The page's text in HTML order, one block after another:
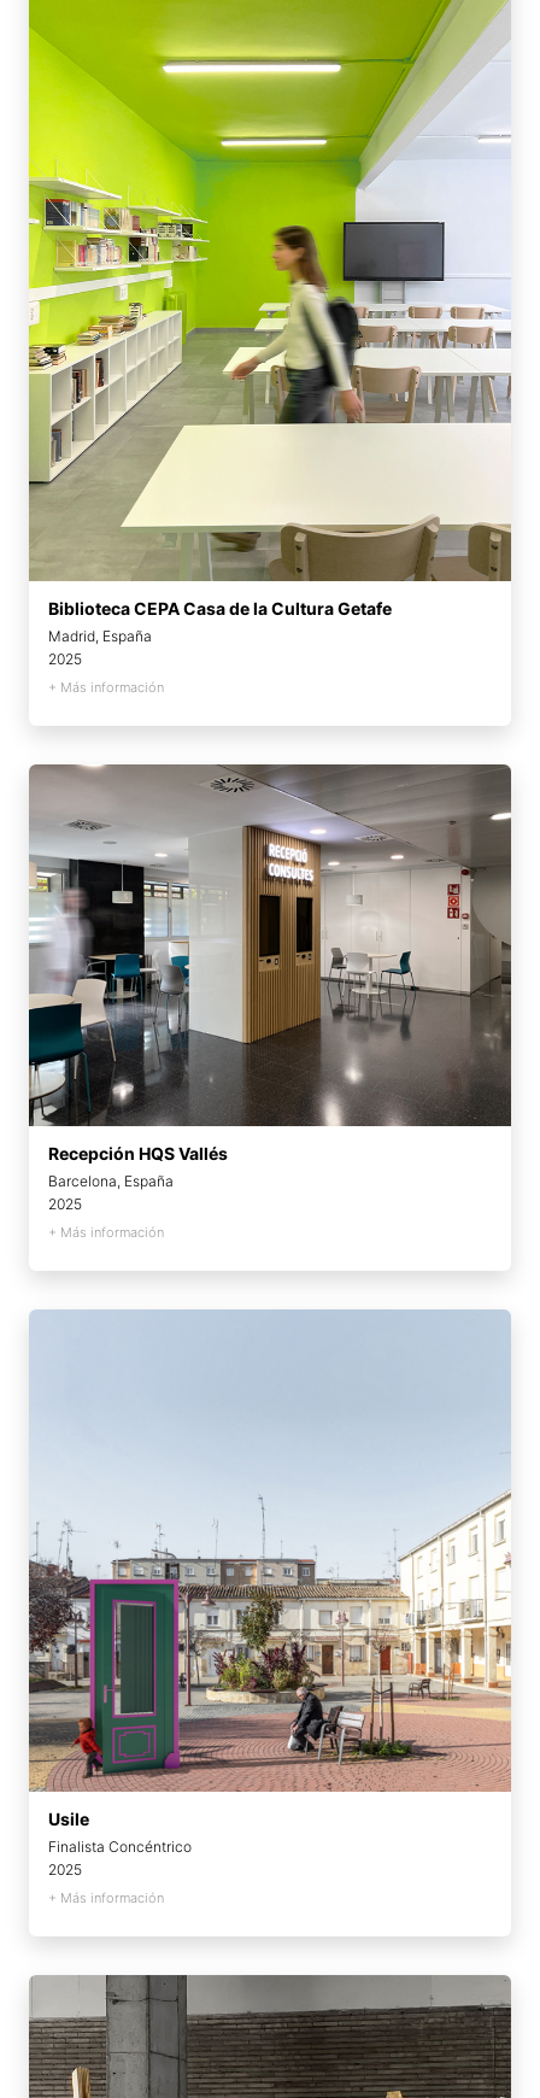
Biblioteca CEPA Casa de la Cultura Getafe
Madrid, España
2025
+ Más información
Recepción HQS Vallés
Barcelona, España
2025
+ Más información
Usile
Finalista Concéntrico
2025
+ Más información